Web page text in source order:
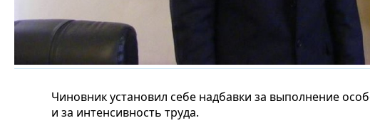
Чиновник установил себе надбавки за выполнение
и за интенсивность труда.